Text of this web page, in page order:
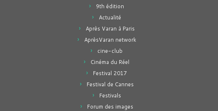
9th édition
Actualité
Après Varan à Paris
AprèsVaran network
cine-club
Cinéma du Réel
Festival 2017
Festival de Cannes
Festivals
Forum des images